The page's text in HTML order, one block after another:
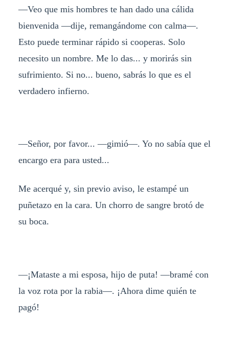
—Veo que mis hombres te han dado una cálida
bienvenida —dije, remangándome con calma—.
Esto puede terminar rápido si cooperas. Solo
necesito un nombre. Me lo das... y morirás sin
sufrimiento. Si no... bueno, sabrás lo que es el
verdadero infierno.
—Señor, por favor... —gimió—. Yo no sabía que el
encargo era para usted...
Me acerqué y, sin previo aviso, le estampé un
puñetazo en la cara. Un chorro de sangre brotó de
su boca.
—¡Mataste a mi esposa, hijo de puta! —bramé con
la voz rota por la rabia—. ¡Ahora dime quién te
pagó!